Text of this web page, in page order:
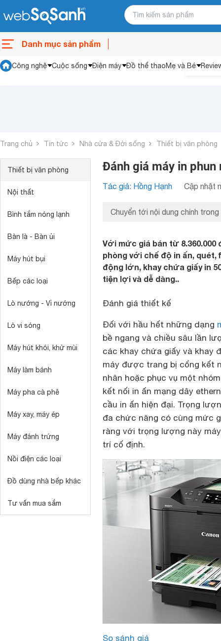
Danh mục sản phẩm
Công nghệ Cuộc sống Điện máy Đồ thể thaoMẹ và Bé
Trang chủ Tin tức Nhà cửa & Đời sống Thiết bị văn phòng
Thiết bị văn phòng
Nội thất
Bình tắm nóng lạnh
Bàn là - Bàn ủi
Máy hút bụi
Bếp các loại
Lò nướng - Vỉ nướng
Lò vi sóng
Máy hút khói, khử mùi
Máy làm bánh
Máy pha cà phê
Máy xay, máy ép
Máy đánh trứng
Nồi điện các loại
Đồ dùng nhà bếp khác
Tư vấn mua sắm
Đánh giá máy in
Tác giả: Hồng Hạnh Cập nhật
Chuyển tới nội dung chính trong
Với mức giá bán từ 8.360.000
phòng với chế độ in ấn,
động lớn, khay chứa giấy in
tiện lợi và dễ dàng..
Đánh giá thiết kế
Đối với hầu hết những dạng
bề ngang và chiều sâu lần
các khay chứa giấy và khay
máy được trang bị cổng kết
nhân hoặc phục vụ một
kết nối in ấn mạng dây
cầu in ấn hiện đại. Trọng
đa chức năng có cùng mức
ràng với trọng lượng này
trí cố định.
So sánh giá